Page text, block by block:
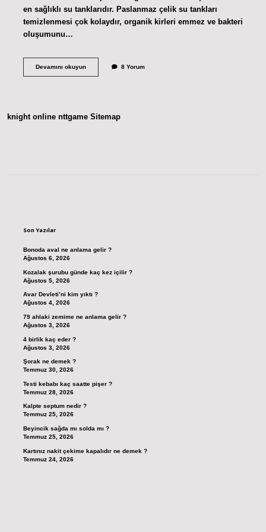
en sağlıklı su tanklarıdır. Paslanmaz çelik su tankları
temizlenmesi çok kolaydır, organik kirleri emmez ve bakteri
oluşumunu…
Devamını okuyun3
8 Yorum
knight online nttgame Sitemap
Son Yazılar
Bonoda aval ne anlama gelir ?
Ağustos 6, 2026
Kozalak şurubu günde kaç kez içilir ?
Ağustos 5, 2026
Avar Devleti’ni kim yıktı ?
Ağustos 4, 2026
79 ahlaki zemime ne anlama gelir ?
Ağustos 3, 2026
4 birlik kaç eder ?
Ağustos 3, 2026
Şorak ne demek ?
Temmuz 30, 2026
Testi kebabı kaç saatte pişer ?
Temmuz 28, 2026
Kalpte septum nedir ?
Temmuz 25, 2026
Beyincik sağda mı solda mı ?
Temmuz 25, 2026
Kartınız nakit çekime kapalıdır ne demek ?
Temmuz 24, 2026